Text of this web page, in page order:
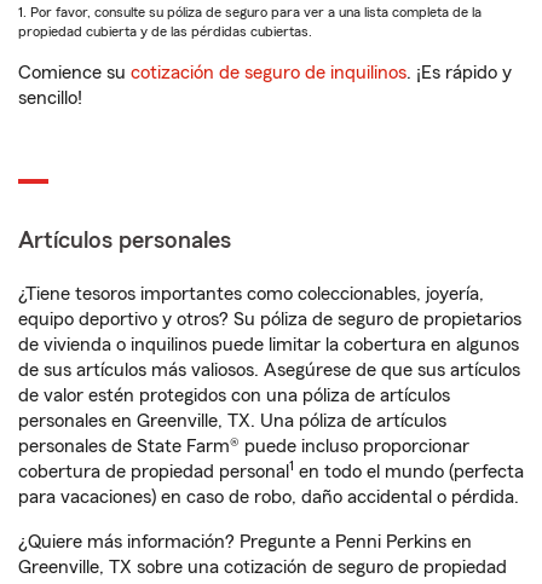
1. Por favor, consulte su póliza de seguro para ver a una lista completa de la
propiedad cubierta y de las pérdidas cubiertas.
Comience su cotización de seguro de inquilinos. ¡Es rápido y
sencillo!
Artículos personales
¿Tiene tesoros importantes como coleccionables, joyería,
equipo deportivo y otros? Su póliza de seguro de propietarios
de vivienda o inquilinos puede limitar la cobertura en algunos
de sus artículos más valiosos. Asegúrese de que sus artículos
de valor estén protegidos con una póliza de artículos
personales en Greenville, TX. Una póliza de artículos
personales de State Farm® puede incluso proporcionar
cobertura de propiedad personal 1 en todo el mundo (perfecta
para vacaciones) en caso de robo, daño accidental o pérdida.
¿Quiere más información? Pregunte a Penni Perkins en
Greenville, TX sobre una cotización de seguro de propiedad